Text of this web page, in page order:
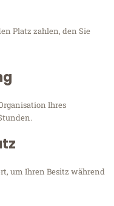
Platz zahlen, den Sie
Ihres
um Ihren Besitz während